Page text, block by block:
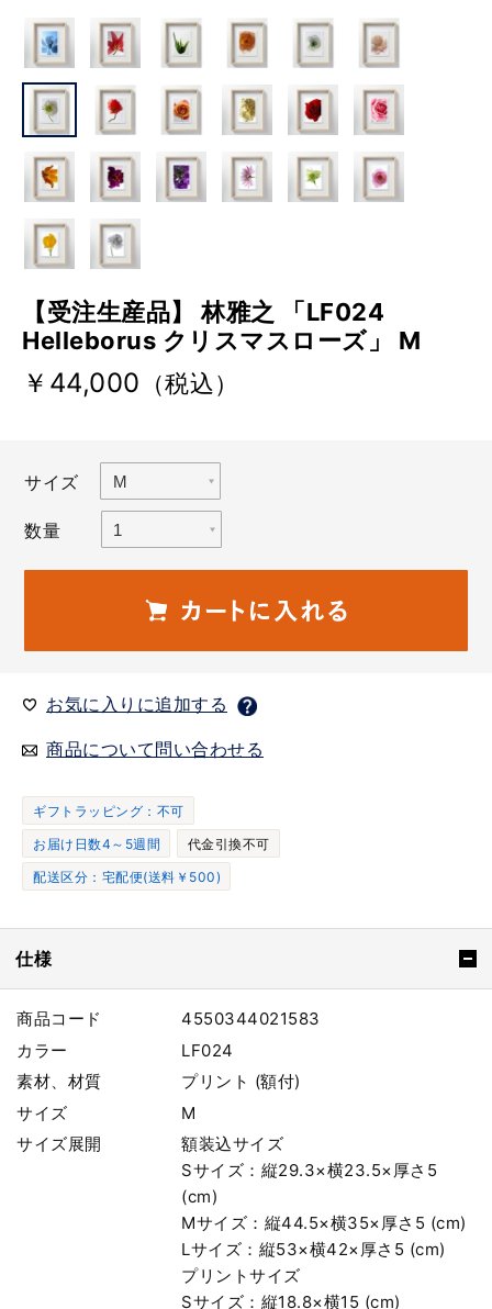
【受注生産品】 林雅之 「LF024
Helleborus クリスマスローズ」 M
￥44,000 （税込）
サイズ
数量
お気に入りに追加する
商品について問い合わせる
ギフトラッピング：不可
お届け日数4～5週間
代金引換不可
配送区分：宅配便(送料￥500)
仕様
商品コード
4550344021583
カラー
LF024
素材、材質
プリント (額付)
サイズ
M
サイズ展開
額装込サイズ
Sサイズ：縦29.3×横23.5×厚さ5
(cm)
Mサイズ：縦44.5×横35×厚さ5 (cm)
Lサイズ：縦53×横42×厚さ5 (cm)
プリントサイズ
Sサイズ：縦18.8×横15 (cm)